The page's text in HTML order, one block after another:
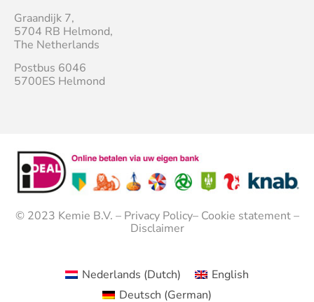
Graandijk 7,
5704 RB Helmond,
The Netherlands
Postbus 6046
5700ES Helmond
© 2023 Kemie B.V. – Privacy Policy– Cookie statement–
Disclaimer
Nederlands (Dutch)
English
Deutsch (German)